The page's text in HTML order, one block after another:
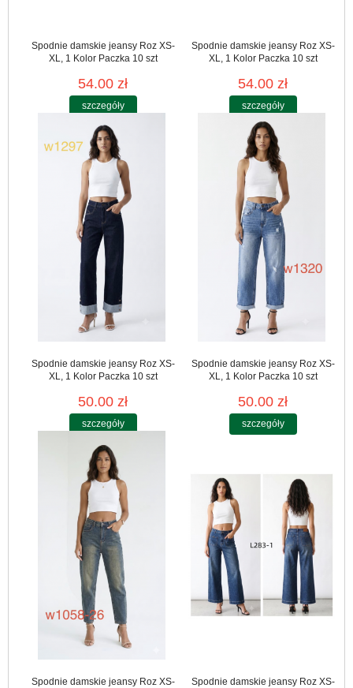
Spodnie damskie jeansy Roz XS-
XL, 1 Kolor Paczka 10 szt
54.00 zł
szczegóły
Spodnie damskie jeansy Roz XS-
XL, 1 Kolor Paczka 10 szt
54.00 zł
szczegóły
Spodnie damskie jeansy Roz XS-
XL, 1 Kolor Paczka 10 szt
50.00 zł
szczegóły
Spodnie damskie jeansy Roz XS-
XL, 1 Kolor Paczka 10 szt
50.00 zł
szczegóły
Spodnie damskie jeansy Roz XS- Spodnie damskie jeansy Roz XS-